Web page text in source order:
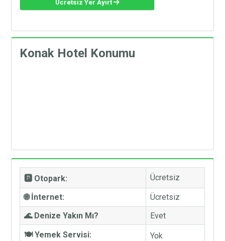
Ücretsiz Yer Ayırt
Konak Hotel Konumu
🅿️ Otopark: Ücretsiz
🌐 İnternet:
Ücretsiz
🌊 Denize Yakın Mı?
Evet
🍽️ Yemek Servisi:
Yok